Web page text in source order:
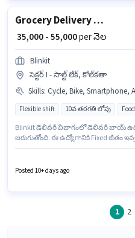
Grocery Delivery Boy
₹ 35,000 - 55,000per నెల
Blinkit
సెక్టర్ I - సాల్ట్ లేక్, కోల్‌కతా
Skills: Cycle, Bike, Smartphone, Aadhar Card,
Flexible shift 10వ తరగతి లోపు
Blinkit డెలివరీ విభాగంలో డెలివరీ బాయ్
జరుగుతోంది. ఈ ఉద్యోగానికి Fixed జీతం
జీతం ₹55000 ఉంటుంది. ఈ ఉద్యోగానికి
Posted 10+ days ago
1 2